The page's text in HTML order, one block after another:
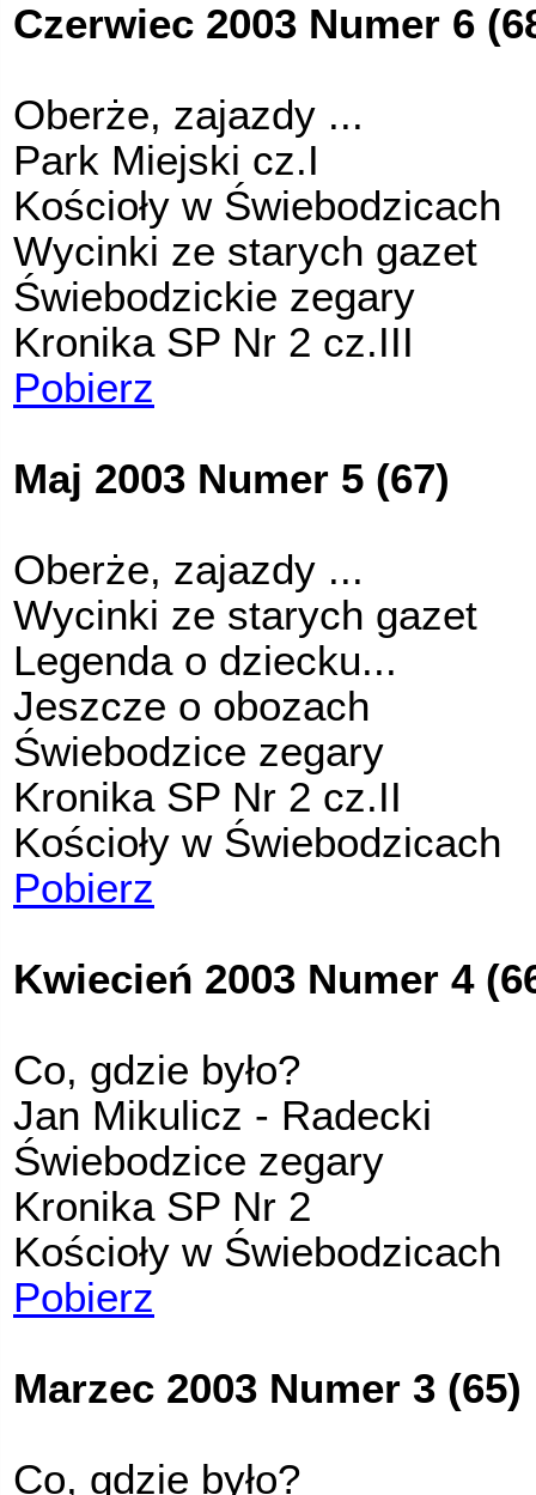
Czerwiec 2003 Numer 6
Oberże, zajazdy ...
Park Miejski cz.I
Kościoły w Świebodzicach
Wycinki ze starych gazet
Świebodzickie zegary
Kronika SP Nr 2 cz.III
Pobierz
Maj 2003 Numer 5 (67)
Oberże, zajazdy ...
Wycinki ze starych gazet
Legenda o dziecku...
Jeszcze o obozach
Świebodzice zegary
Kronika SP Nr 2 cz.II
Kościoły w Świebodzicach
Pobierz
Kwiecień 2003 Numer 4
Co, gdzie było?
Jan Mikulicz - Radecki
Świebodzice zegary
Kronika SP Nr 2
Kościoły w Świebodzicach
Pobierz
Marzec 2003 Numer 3 (65)
Co, gdzie było?